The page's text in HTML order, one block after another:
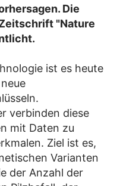
Die
"Nature
ist es heute
verbinden diese
mit Daten zu
Ziel ist es,
Varianten
der Anzahl der